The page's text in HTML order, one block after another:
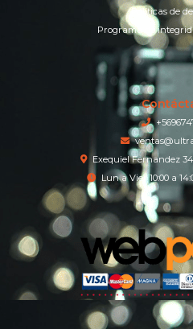
Políticas de
Programa de
Exequiel Fernandez
Lun a Vier 10:00 a